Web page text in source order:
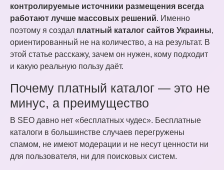
контролируемые источники размещения всегда
работают лучше массовых решений. Именно
поэтому я создал платный каталог сайтов Украины,
ориентированный не на количество, а на результат. В
этой статье расскажу, зачем он нужен, кому подходит
и какую реальную пользу даёт.
Почему платный каталог — это не
минус, а преимущество
В SEO давно нет «бесплатных чудес». Бесплатные
каталоги в большинстве случаев перегружены
спамом, не имеют модерации и не несут ценности ни
для пользователя, ни для поисковых систем.